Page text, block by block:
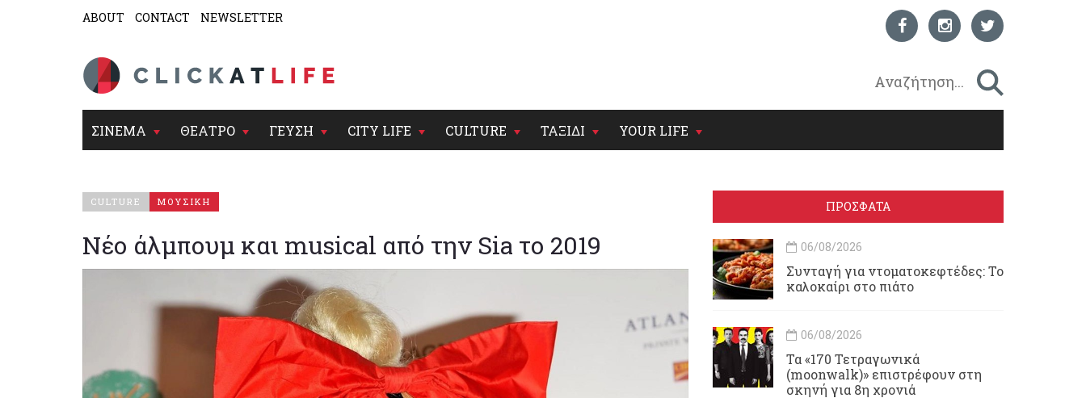
ABOUT CONTACT NEWSLETTER
ΣΙΝΕΜΑ ΘΕΑΤΡΟ ΓΕΥΣΗ CITY LIFE CULTURE ΤΑΞΙΔΙ YOUR LIFE
CULTURE ΜΟΥΣΙΚΗ
Νέο άλμπουμ και musical από την Sia το 2019
ΠΡΟΣΦΑΤΑ
06/08/2026
Συνταγή για ντοματοκεφτέδες: Το
καλοκαίρι στο πιάτο
06/08/2026
Τα «170 Τετραγωνικά
(moonwalk)» επιστρέφουν στη
σκηνή για 8η χρονιά